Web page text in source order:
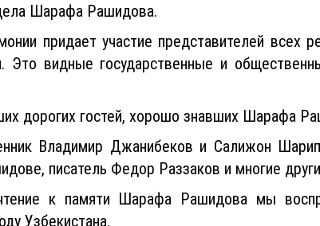
Шарафа Рашидова.
придает участие представителей всех
видные государственные и
дорогих гостей, хорошо знавших Шарафа
Владимир Джанибеков и Салижон
писатель Федор Раззаков и многие
к памяти Шарафа Рашидова мы
Узбекистана.